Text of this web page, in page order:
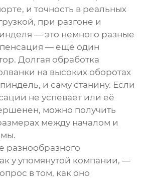
и точность в реальных
при разгоне и
— это немного разные
— ещё один
Долгая обработка
на высоких оборотах
и саму станину. Если
не успевает или её
можно получить
между началом и
разнообразного
у упомянутой компании, —
в том, как оно